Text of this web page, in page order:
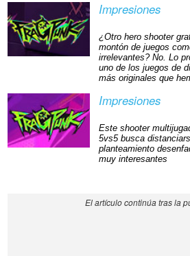
Impresiones
¿Otro hero shooter
montón de juegos
irrelevantes? No. Lo
uno de los juegos de
más originales que
Impresiones
Este shooter
5vs5 busca
planteamiento
muy interesantes